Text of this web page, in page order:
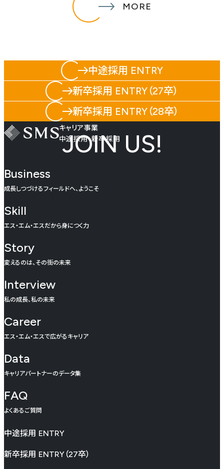
MORE
JOIN US!
中途採用 ENTRY
新卒採用 ENTRY（27卒）
新卒採用 ENTRY（28卒）
キャリア事業
中途採用・新卒採用
Business
成長しつづけるフィールドへ、ようこそ
Skill
エス・エム・エスだから身につく力
Story
変えるのは、その街の未来
Interview
私の成長、私の未来
Career
エス・エム・エスで広がるキャリア
Data
キャリアパートナーのデータ集
FAQ
よくあるご質問
中途採用 ENTRY
新卒採用 ENTRY（27卒）